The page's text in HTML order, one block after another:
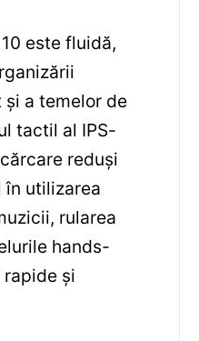
este fluidă,
a temelor de
tactil al IPS-
reduși
utilizarea
rularea
hands-
și